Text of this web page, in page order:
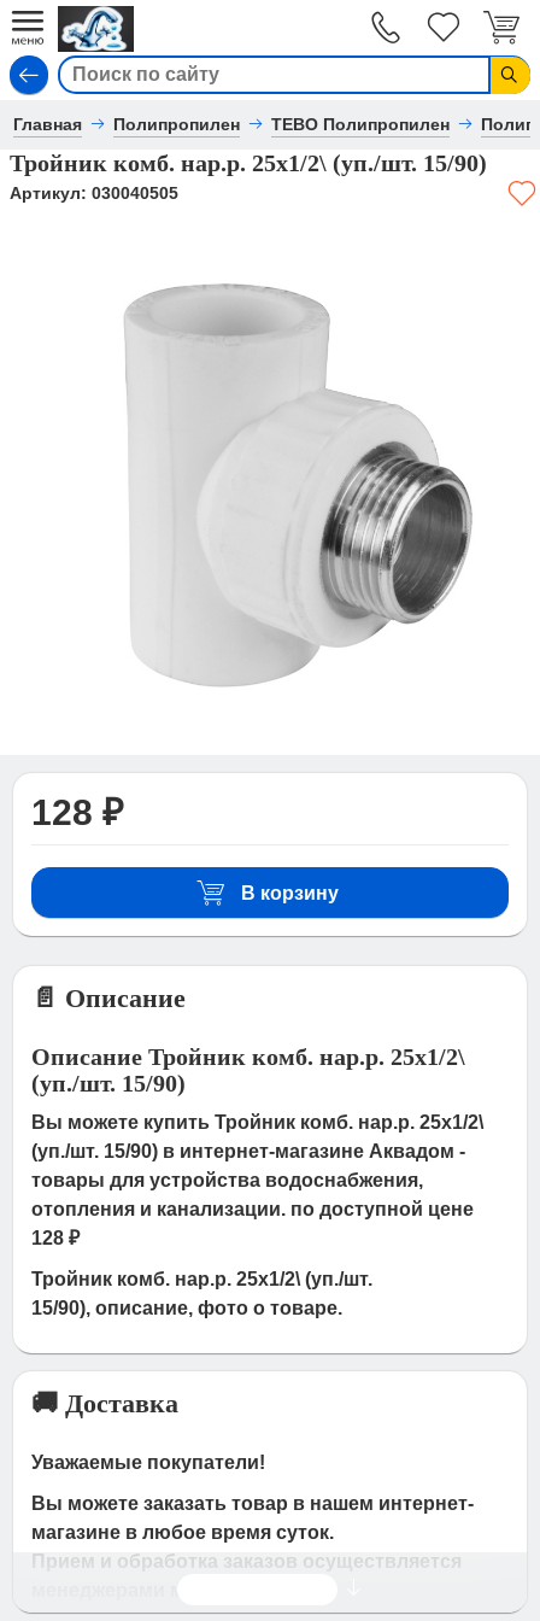
Главная Полипропилен TEBO Полипропилен
Тройник комб. нар.р. 25х1/2\ (уп./шт. 15/90)
Артикул: 030040505
128 ₽
В корзину
📄 Описание
Описание Тройник комб. нар.р. 25х1/2\
(уп./шт. 15/90)
Вы можете купить Тройник комб. нар.р. 25х1/2\
(уп./шт. 15/90) в интернет-магазине Аквадом -
товары для устройства водоснабжения,
отопления и канализации. по доступной цене
128 ₽
Тройник комб. нар.р. 25х1/2\ (уп./шт.
15/90), описание, фото о товаре.
🚚 Доставка
Уважаемые покупатели!
Вы можете заказать товар в нашем интернет-
магазине в любое время суток.
Прием и обработка заказов осуществляется